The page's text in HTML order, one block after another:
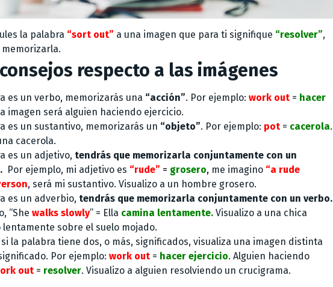
la palabra “sort out” a una imagen que para ti signifique “resolver”,
respecto a las imágenes
es un verbo, memorizarás una “acción”. Por ejemplo: work out = hacer
imagen será alguien haciendo ejercicio.
es un sustantivo, memorizarás un “objeto”. Por ejemplo: pot = cacerola.
cacerola.
es un adjetivo, tendrás que memorizarla conjuntamente con un
Por ejemplo, mi adjetivo es “rude” = grosero, me imagino “a rude
, será mi sustantivo. Visualizo a un hombre grosero.
es un adverbio, tendrás que memorizarla conjuntamente con un verbo.
“She walks slowly” = Ella camina lentamente. Visualizo a una chica
lentamente sobre el suelo mojado.
la palabra tiene dos, o más, significados, visualiza una imagen distinta
Por ejemplo: work out = hacer ejercicio. Alguien haciendo
out = resolver. Visualizo a alguien resolviendo un crucigrama.